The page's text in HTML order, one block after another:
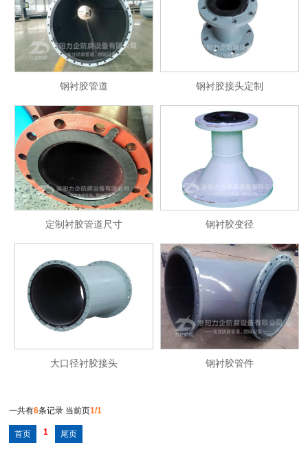
钢衬胶管道 钢衬胶接头定制
定制衬胶管道尺寸 钢衬胶变径
大口径衬胶接头 钢衬胶管件
一共有6条记录 当前页1/1
首页 1 尾页